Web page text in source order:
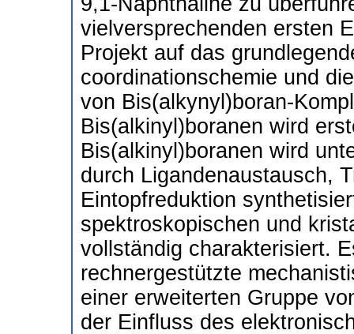
vielversprechenden ersten
Projekt auf das
coordinationschemie und
von Bis(alkynyl)boran-
Bis(alkinyl)boranen wird
Bis(alkinyl)boranen wird
durch Ligandenaustausch,
Eintopfreduktion
spektroskopischen und
vollständig charakterisiert.
rechnergestützte
einer erweiterten Gruppe
der Einfluss des